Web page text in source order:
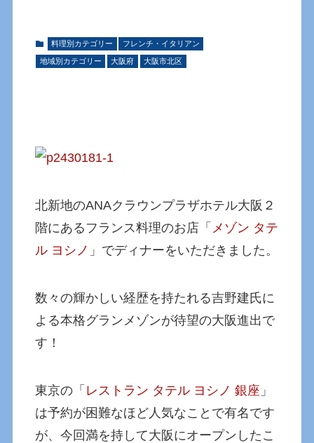
料理別カテゴリー フレンチ・イタリアン
地域別カテゴリー 大阪府 大阪市北区
北新地のANAクラウンプラザホテル大阪２
階にあるフランス料理のお店「 メゾン タテ
ル ヨシノ 」でディナーをいただきました。
数々の輝かしい経歴を持たれる吉野建氏に
よる本格グランメゾンが待望の大阪進出で
す！
東京の「 レストラン タテル ヨシノ 銀座 」
は予約が困難なほど人気なことで有名です
が、今回満を持して大阪にオープンしたこ